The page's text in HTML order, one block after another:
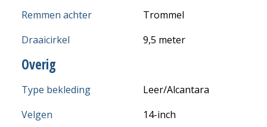
Remmen achter
Trommel
Draaicirkel
9,5 meter
Overig
Type bekleding
Leer/Alcantara
Velgen
14-inch